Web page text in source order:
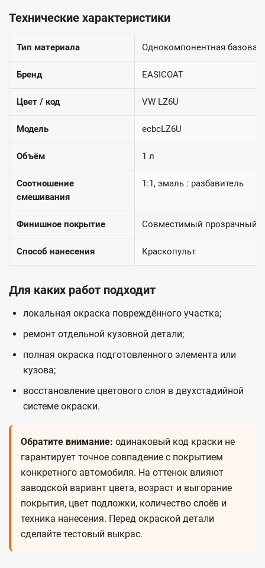
Технические характеристики
Тип материала Однокомпонентная базовая
Бренд EASICOAT
Цвет / код VW LZ6U
Модель ecbcLZ6U
Объём 1 л
Соотношение
смешивания
1:1, эмаль : разбавитель
Финишное покрытие Совместимый прозрачный
Способ нанесения Краскопульт
Для каких работ подходит
локальная окраска повреждённого участка;
ремонт отдельной кузовной детали;
полная окраска подготовленного элемента или
кузова;
восстановление цветового слоя в двухстадийной
системе окраски.
Обратите внимание: одинаковый код краски не
гарантирует точное совпадение с покрытием
конкретного автомобиля. На оттенок влияют
заводской вариант цвета, возраст и выгорание
покрытия, цвет подложки, количество слоёв и
техника нанесения. Перед окраской детали
сделайте тестовый выкрас.